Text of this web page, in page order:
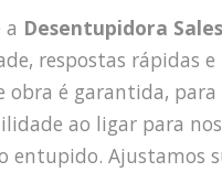
a Desentupidora
respostas rápidas e
obra é garantida,
ao ligar para
entupido. Ajustamos